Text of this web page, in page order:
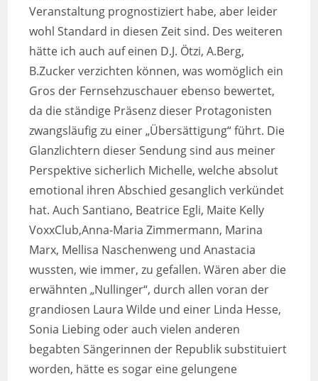
Veranstaltung prognostiziert habe, aber leider
wohl Standard in diesen Zeit sind. Des weiteren
hätte ich auch auf einen D.J. Ötzi, A.Berg,
B.Zucker verzichten können, was womöglich ein
Gros der Fernsehzuschauer ebenso bewertet,
da die ständige Präsenz dieser Protagonisten
zwangsläufig zu einer „Übersättigung“ führt. Die
Glanzlichtern dieser Sendung sind aus meiner
Perspektive sicherlich Michelle, welche absolut
emotional ihren Abschied gesanglich verkündet
hat. Auch Santiano, Beatrice Egli, Maite Kelly
VoxxClub,Anna-Maria Zimmermann, Marina
Marx, Mellisa Naschenweng und Anastacia
wussten, wie immer, zu gefallen. Wären aber die
erwähnten „Nullinger“, durch allen voran der
grandiosen Laura Wilde und einer Linda Hesse,
Sonia Liebing oder auch vielen anderen
begabten Sängerinnen der Republik substituiert
worden, hätte es sogar eine gelungene